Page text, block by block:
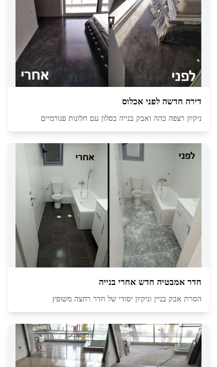
דירה חדשה לפני אכלוס
ניקיון רצפה כהה ואבק בנייה בסלון עם חלונות פנורמיים
חדר אמבטיה חדש אחרי בנייה
הסרת אבק בניין וניקיון יסודי של חדר רחצה משופץ